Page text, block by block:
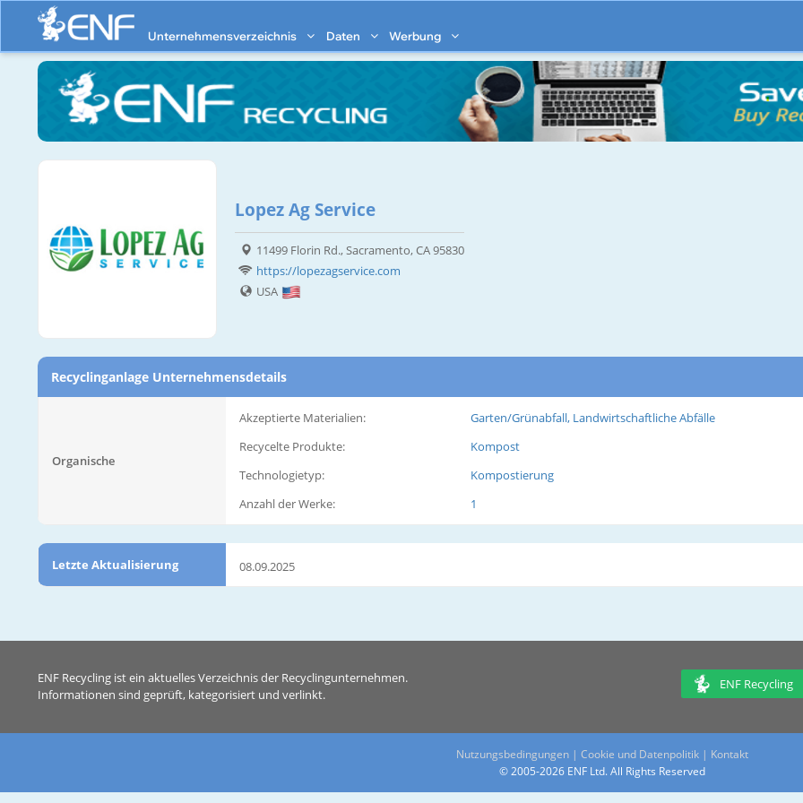
Unternehmensverzeichnis Daten Werbung
Lopez Ag Service
11499 Florin Rd., Sacramento, CA 95830
https://lopezagservice.com
USA
Recyclinganlage Unternehmensdetails
Organische
Akzeptierte Materialien:
Garten/Grünabfall, Landwirtschaftliche Abfälle
Recycelte Produkte:
Kompost
Technologietyp:
Kompostierung
Anzahl der Werke:
1
Letzte Aktualisierung 08.09.2025
ENF Recycling ist ein aktuelles Verzeichnis der Recyclingunternehmen.
Informationen sind geprüft, kategorisiert und verlinkt.
ENF Recycling
Nutzungsbedingungen | Cookie und Datenpolitik | Kontakt
© 2005-2026 ENF Ltd. All Rights Reserved